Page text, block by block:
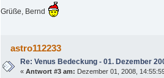
Grüße, Bernd
astro112233
Re: Venus Bedeckung - 01. Dezember
«Antwort #3 am: Dezember 01, 2008,